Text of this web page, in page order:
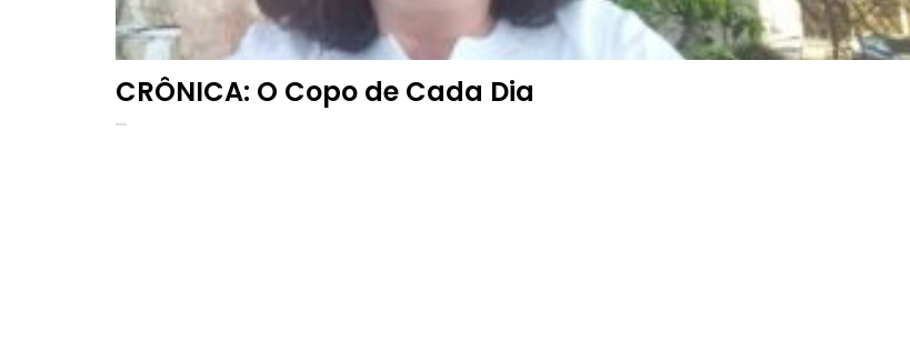
CRÔNICA: O Copo de Cada Dia